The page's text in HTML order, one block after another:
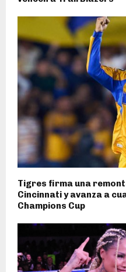
Tigres firma una
Cincinnati y avanza a
Champions Cup